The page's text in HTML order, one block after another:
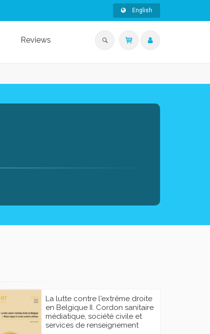
English
Reviews
La lutte contre l'extrême droite
en Belgique II. Cordon sanitaire
médiatique, société civile et
services de renseignement